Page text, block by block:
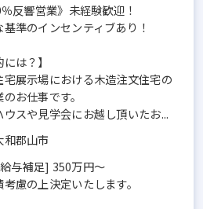
反響営業》未経験歓迎！
準のインセンティブあり！
には？】
宅展示場における木造注文住宅の
お仕事です。
ウスや見学会にお越し頂いたお...
和郡山市
与補足] 350万円～
慮の上決定いたします。